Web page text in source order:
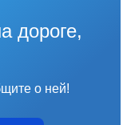
дороге,
о ней!